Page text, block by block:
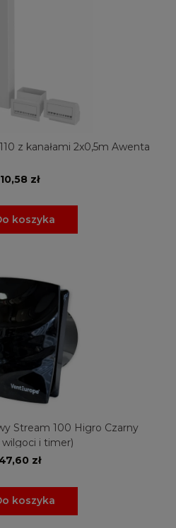
z kanałami 2x0,5m Awenta
zł
koszyka
Stream 100 Higro Czarny
wilgoci i timer)
zł
koszyka